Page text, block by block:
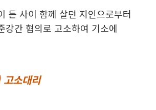
든 사이 함께 살던 지인으로부터
강간 혐의로 고소하여 기소에
소대리